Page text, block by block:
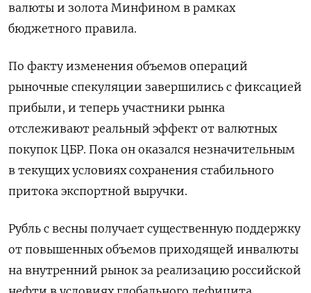
валюты и золота Минфином в ​рамках
бюджетного правила.
По факту изменения объемов операций
рыночные спекуляции завершились с фиксацией
прибыли, и теперь участники рынка
отслеживают реальный эффект от валютных
покупок ЦБР. Пока он оказался незначительным
в текущих условиях сохранения стабильного
притока экспортной выручки.
Рубль с весны получает существенную поддержку
от повышенных объемов приходящей инвалюты
на внутренний рынок за реализацию российской